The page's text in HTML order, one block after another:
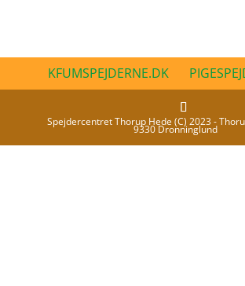
KFUMSPEJDERNE.DK
Spejdercentret Thorup Hede (C) 2023 -
9330 Dronninglund